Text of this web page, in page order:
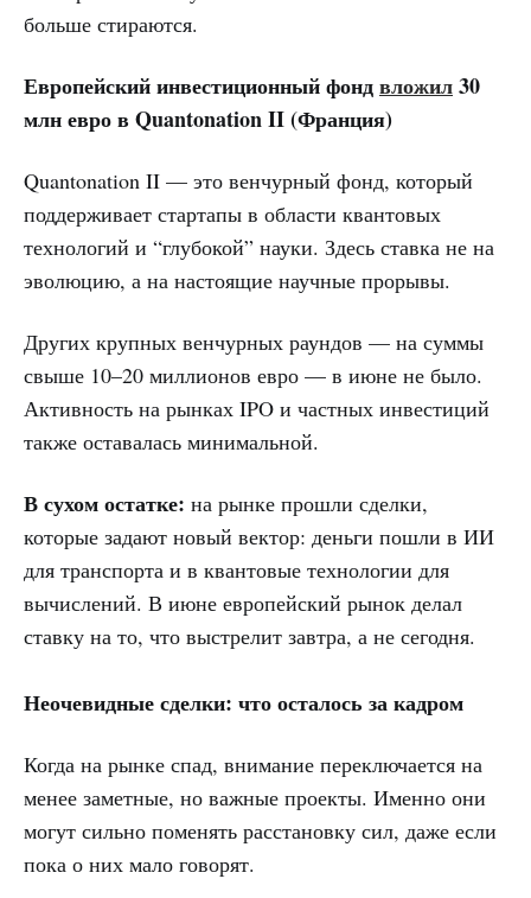
больше стираются.
Европейский инвестиционный фондвложил30
млн евро в Quantonation II (Франция)
Quantonation II — это венчурный фонд, который
поддерживает стартапы в области квантовых
технологий и “глубокой” науки. Здесь ставка не на
эволюцию, а на настоящие научные прорывы.
Других крупных венчурных раундов — на суммы
свыше 10–20 миллионов евро — в июне не было.
Активность на рынках IPO и частных инвестиций
также оставалась минимальной.
В сухом остатке: на рынке прошли сделки,
которые задают новый вектор: деньги пошли в ИИ
для транспорта и в квантовые технологии для
вычислений. В июне европейский рынок делал
ставку на то, что выстрелит завтра, а не сегодня.
Неочевидные сделки: что осталось за кадром
Когда на рынке спад, внимание переключается на
менее заметные, но важные проекты. Именно они
могут сильно поменять расстановку сил, даже если
пока о них мало говорят.